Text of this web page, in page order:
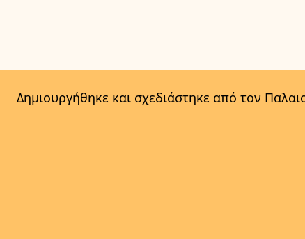
Δημιουργήθηκε και σχεδιάστηκε από τον